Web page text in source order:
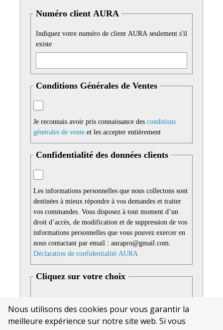
Nous utilisons des cookies pour vous garantir la
meilleure expérience sur notre site web. Si vous
Numéro client AURA
Indiquez votre numéro de client AURA seulement s'il
existe
Conditions Générales de Ventes
Je reconnais avoir pris connaissance des conditions
générales de venteet les accepter entièrement
Confidentialité des données clients
Les informations personnelles que nous collectons sont
destinées à mieux répondre à vos demandes et traiter
vos commandes. Vous disposez à tout moment d’un
droit d’accès, de modification et de suppression de vos
informations personnelles que vous pouvez exercer en
nous contactant par email : aurapro@gmail.com.
Déclaration de confidentialité AURA
Cliquez sur votre choix